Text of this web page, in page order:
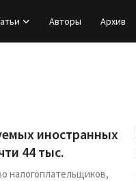
Авторы Архив
иностранных
44 тыс.
налогоплательщиков,